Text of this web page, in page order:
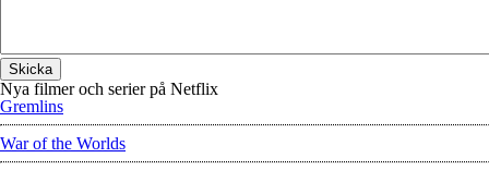
Nya filmer och serier på Netflix
Gremlins
War of the Worlds